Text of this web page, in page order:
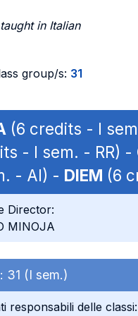
in Italian
group/s: 31
(6 credits - I
- I sem. - RR) -
- AI) - DIEM (6
Director:
MINOJA
31 (I sem.)
responsabili delle classi: